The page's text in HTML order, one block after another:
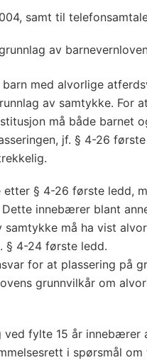
samt til
av
med alvorlige
av samtykke. For
må både barnet
jf. § 4-26
§ 4-26 første ledd,
innebærer blant
samtykke må ha vist
§ 4-24 første ledd.
for at plassering på
grunnvilkår om
fylte 15 år innebærer
i spørsmål